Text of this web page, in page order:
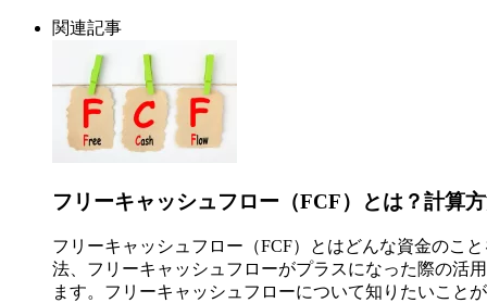
関連記事
フリーキャッシュフロー（FCF）とは？計算
フリーキャッシュフロー（FCF）とはどんな資金のこ
法、フリーキャッシュフローがプラスになった際の活
ます。フリーキャッシュフローについて知りたいこと